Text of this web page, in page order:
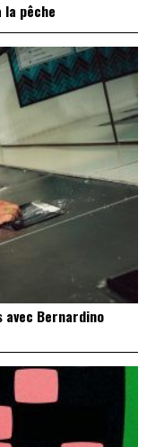
la pêche
avec Bernardino